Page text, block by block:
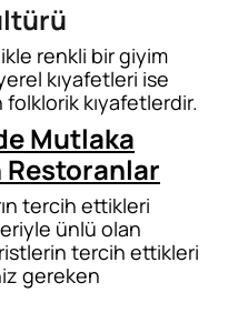
renkli bir giyim
kıyafetleri ise
kıyafetlerdir.
Mutlaka
Restoranlar
tercih ettikleri
ünlü olan
tercih ettikleri
gereken